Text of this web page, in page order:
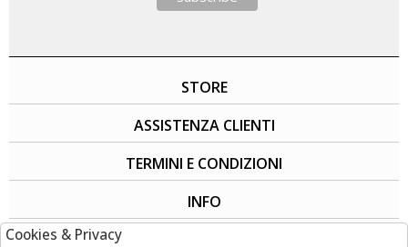
STORE
ASSISTENZA CLIENTI
TERMINI E CONDIZIONI
INFO
Cookies & Privacy